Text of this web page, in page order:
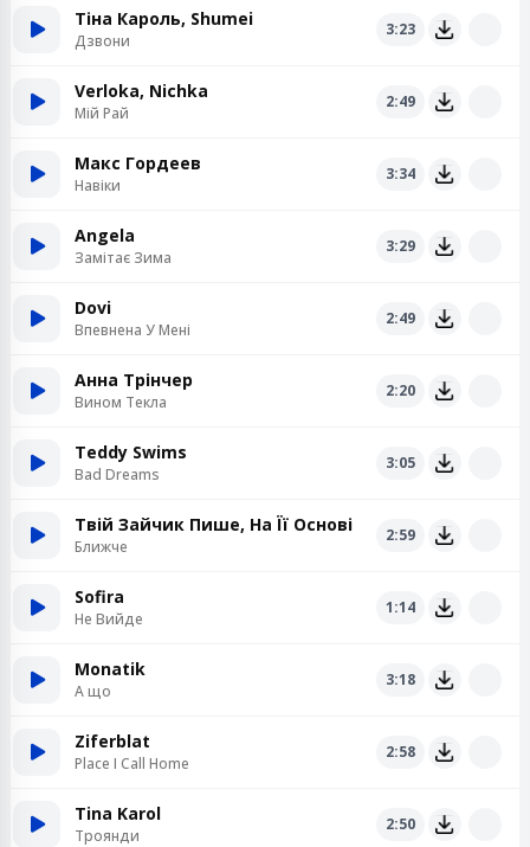
Тіна Кароль, Shumei
Дзвони
3:23
Verloka, Nichka
Мій Рай
2:49
Макс Гордеев
Навіки
3:34
Angela
Замітає Зима
3:29
Dovi
Впевнена У Мені
2:49
Анна Трінчер
Вином Текла
2:20
Teddy Swims
Bad Dreams
3:05
Твій Зайчик Пише, На Її Основі
Ближче
2:59
Sofira
Не Вийде
1:14
Monatik
А що
3:18
Ziferblat
Place I Call Home
2:58
Tina Karol
Троянди
2:50